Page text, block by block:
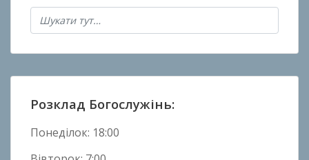
Розклад Богослужінь:
Понеділок: 18:00